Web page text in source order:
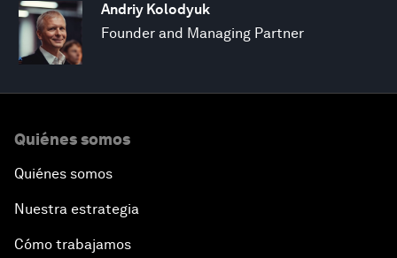
Andriy Kolodyuk
Founder and Managing Partner
Quiénes somos
Quiénes somos
Nuestra estrategia
Cómo trabajamos